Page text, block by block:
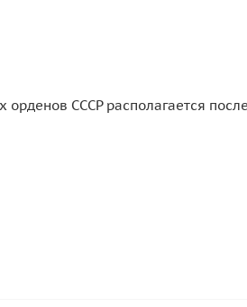
СССР располагается